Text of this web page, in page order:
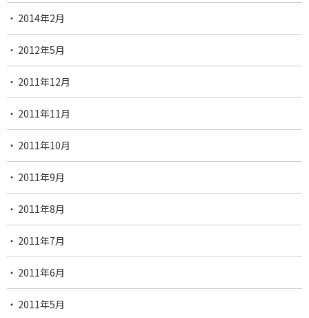
2014年2月
2012年5月
2011年12月
2011年11月
2011年10月
2011年9月
2011年8月
2011年7月
2011年6月
2011年5月